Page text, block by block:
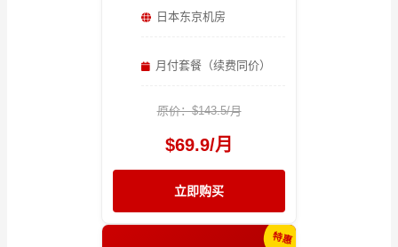
日本东京机房
月付套餐（续费同价）
原价：$143.5/月
$69.9/月
立即购买
特惠